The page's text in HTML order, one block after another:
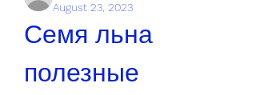
August 23, 2023
Семя льна
полезные